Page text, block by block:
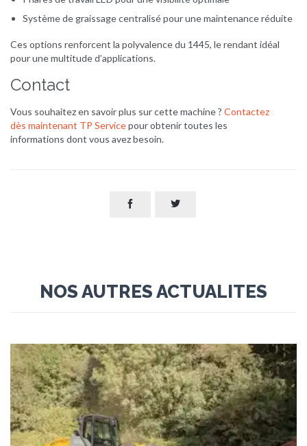
Système de graissage centralisé pour une maintenance réduite
Ces options renforcent la polyvalence du 1445, le rendant idéal
pour une multitude d’applications.
​Contact
Vous souhaitez en savoir plus sur cette machine ? Contactez
dès maintenant TP Servicepour obtenir toutes les
informations dont vous avez besoin.
 
NOS AUTRES ACTUALITES